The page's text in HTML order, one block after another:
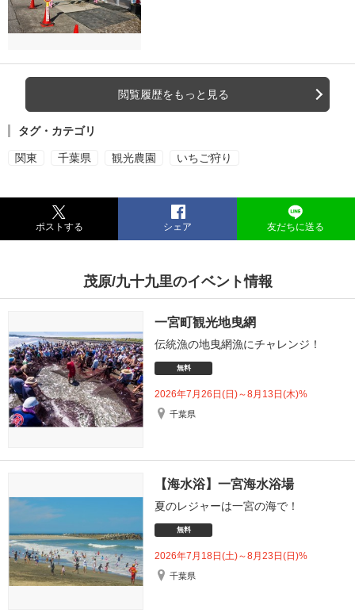
閲覧履歴をもっと見る
タグ・カテゴリ
関東 千葉県 観光農園 いちご狩り
ポストする シェア 友だちに送る
茂原/九十九里のイベント情報
一宮町観光地曳網
伝統漁の地曳網漁にチャレンジ！
無料
2026年7月26日(日)～8月13日(木)%
千葉県
【海水浴】一宮海水浴場
夏のレジャーは一宮の海で！
無料
2026年7月18日(土)～8月23日(日)%
千葉県